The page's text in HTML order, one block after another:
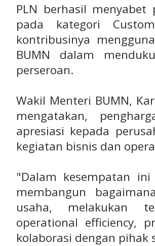
PLN berhasil
pada kategori
kontribusinya
BUMN dalam
perseroan.
Wakil Menteri BUMN,
mengatakan,
apresiasi kepada
kegiatan bisnis dan
"Dalam kesempatan
membangun
usaha, melakukan
operational efficiency,
kolaborasi dengan pihak